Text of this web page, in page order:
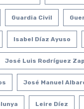
Guardia Civil
Isabel Díaz Ayuso
José Luis Rodríguez
José Manuel
Leire Díez